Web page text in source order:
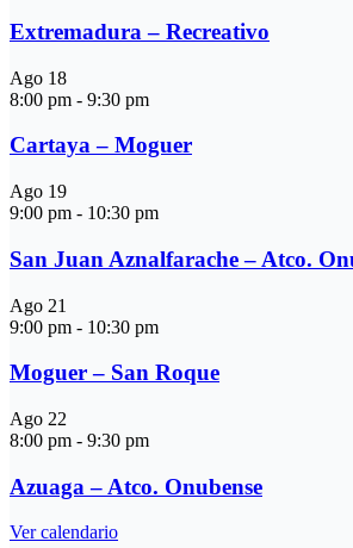
Extremadura – Recreativo
Ago 18
8:00 pm - 9:30 pm
Cartaya – Moguer
Ago 19
9:00 pm - 10:30 pm
San Juan Aznalfarache – Atco.
Ago 21
9:00 pm - 10:30 pm
Moguer – San Roque
Ago 22
8:00 pm - 9:30 pm
Azuaga – Atco. Onubense
Ver calendario